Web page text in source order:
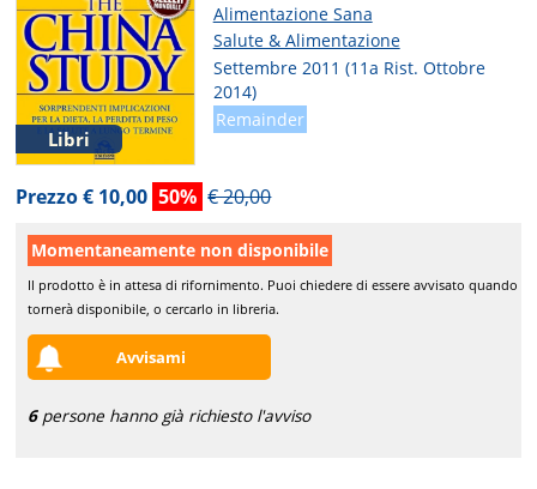
Libri
Alimentazione Sana
Salute & Alimentazione
Settembre 2011 (11a Rist. Ottobre
2014)
Remainder
Prezzo € 10,00 50% € 20,00
Momentaneamente non disponibile
Il prodotto è in attesa di rifornimento. Puoi chiedere di essere avvisato quando
tornerà disponibile, o cercarlo in libreria.
Avvisami
6persone hanno già richiesto l'avviso